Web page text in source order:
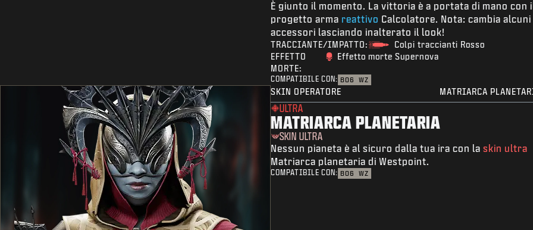
È giunto il momento. La vittoria è a portata di mano con
progetto arma reattivo Calcolatore. Nota: cambia alcuni
accessori lasciando inalterato il look!
TRACCIANTE/IMPATTO:
Colpi traccianti Rosso
EFFETTO
MORTE:
Effetto morte Supernova
COMPATIBILE CON: BO6 WZ
SKIN OPERATORE MATRIARCA
ULTRA
MATRIARCA PLANETARIA
SKIN ULTRA
Nessun pianeta è al sicuro dalla tua ira con laskin ultra
Matriarca planetaria di Westpoint.
COMPATIBILE CON: BO6 WZ